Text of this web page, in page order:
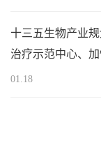
十三五生物产业
治疗示范中心、
01.18